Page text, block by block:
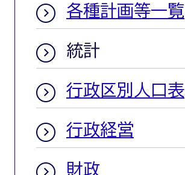
各種計画等一覧
統計
行政区別人口表
行政経営
財政